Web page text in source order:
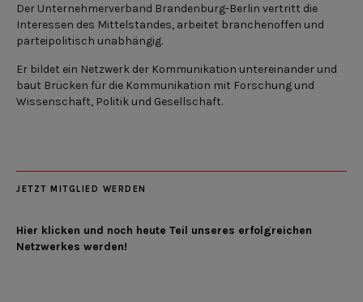
Der Unternehmerverband Brandenburg-Berlin vertritt die
Interessen des Mittelstandes, arbeitet branchenoffen und
parteipolitisch unabhängig.
Er bildet ein Netzwerk der Kommunikation untereinander und
baut Brücken für die Kommunikation mit Forschung und
Wissenschaft, Politik und Gesellschaft.
JETZT MITGLIED WERDEN
Hier klicken und noch heute Teil unseres erfolgreichen
Netzwerkes werden!